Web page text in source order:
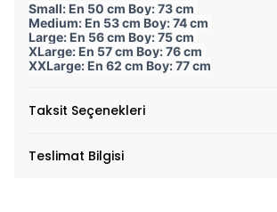
Small: En 50 cm Boy: 73 cm
Medium: En 53 cm Boy: 74 cm
Large: En 56 cm Boy: 75 cm
XLarge: En 57 cm Boy: 76 cm
XXLarge: En 62 cm Boy: 77 cm
Taksit Seçenekleri
Teslimat Bilgisi